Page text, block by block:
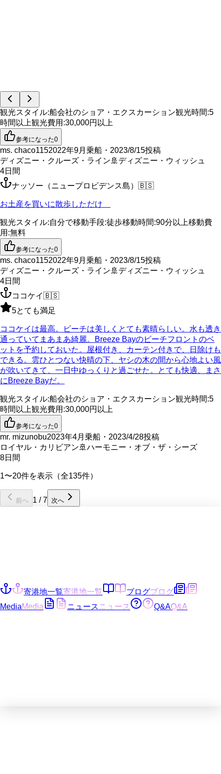
観光スタイル:船会社のショア・エクスカーション観光時間:5
時間以上観光費用 :30,000円以上
参考になった0
ms. chaco1152022年9月乗船・2023/8/15投稿
ディズニー・クルーズ・ライン 🚢 ディズニー・ウィッシュ
4日間
ナッソー（ニュープロビデンス島） 🇧🇸
お土産を買いに散歩しただけ
観光スタイル:自分で移動手段:徒歩移動時間:90分以上移動費
用 :無料
参考になった0
ms. chaco1152022年9月乗船・2023/8/15投稿
ディズニー・クルーズ・ライン 🚢 ディズニー・ウィッシュ
4日間
ココケイ🇧🇸
5とても満足
ココケイは最高。ビーチは美しくとても素晴らしい。水も透き
通っていてまあまあ綺麗。Breeze Bayのビーチフロントのベ
ットを予約しておいた。屋根付き、カーテン付きで、日除けも
できる。雲ひとつない快晴の下、ヤシの木の間から心地よい風
が吹いてきて、一日中ゆっくりと過ごせた。とても快適、まさ
にBreeze Bayだ。
観光スタイル:船会社のショア・エクスカーション観光時間:5
時間以上観光費用 :30,000円以上
参考になった0
mr. mizunobu2023年4月乗船・2023/4/28投稿
ロイヤル・カリビアン 🚢 ハーモニー・オブ・ザ・シーズ
8日間
1〜20件を表示（全135件）
前へ 1 /7 次へ
寄港地一覧寄港地一覧 ブログブログ
MediaMedia ニュース ニュース Q&AQ&A